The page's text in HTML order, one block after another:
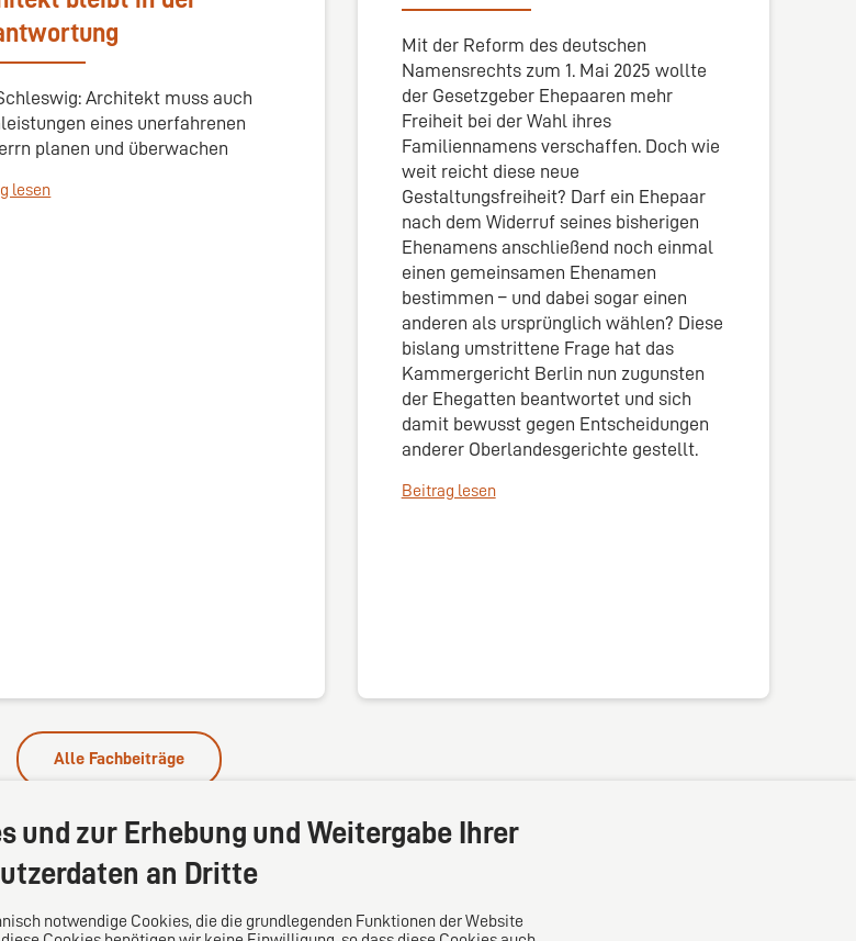
Architekt muss auch
eines unerfahrenen
planen und überwachen
lesen
Mit der Reform des deutschen
Namensrechts zum 1. Mai 2025 wollte
der Gesetzgeber Ehepaaren mehr
Freiheit bei der Wahl ihres
Familiennamens verschaffen. Doch wie
weit reicht diese neue
Gestaltungsfreiheit? Darf ein Ehepaar
nach dem Widerruf seines bisherigen
Ehenamens anschließend noch einmal
einen gemeinsamen Ehenamen
bestimmen – und dabei sogar einen
anderen als ursprünglich wählen? Diese
bislang umstrittene Frage hat das
Kammergericht Berlin nun zugunsten
der Ehegatten beantwortet und sich
damit bewusst gegen Entscheidungen
anderer Oberlandesgerichte gestellt.
Beitrag lesen
Alle Fachbeiträge
und zur Erhebung und Weitergabe Ihrer
an Dritte
notwendige Cookies, die die grundlegenden Funktionen der Website